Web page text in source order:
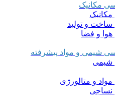
مکانیک
و تولید
و فضا
شیمی و مواد پیشرفته
شیمی
و متالورژی
نساجی